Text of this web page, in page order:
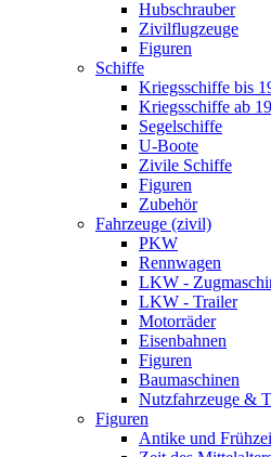
Hubschrauber
Zivilflugzeuge
Figuren
Schiffe
Kriegsschiffe bis
Kriegsschiffe ab
Segelschiffe
U-Boote
Zivile Schiffe
Figuren
Zubehör
Fahrzeuge (zivil)
PKW
Rennwagen
LKW -
LKW - Trailer
Motorräder
Eisenbahnen
Figuren
Baumaschinen
Nutzfahrzeuge &
Figuren
Antike und